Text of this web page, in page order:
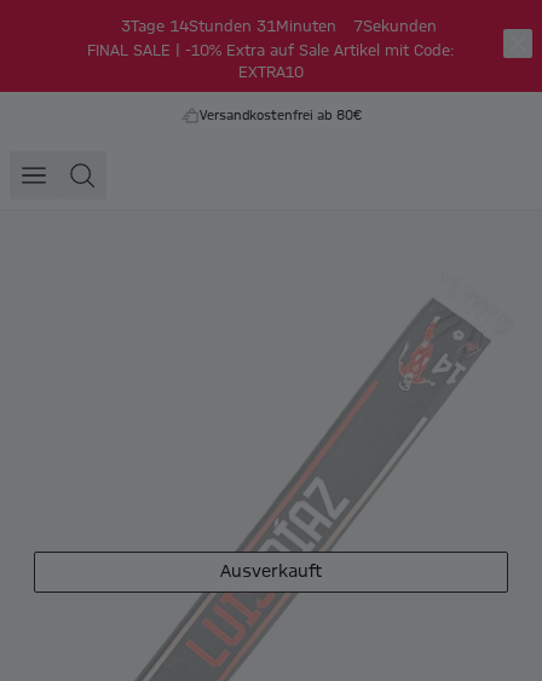
3Tage 14Stunden 31Minuten 7Sekunden
FINAL SALE | -10% Extra auf Sale Artikel mit Code:
EXTRA10
Versandkostenfrei ab 80€
Ausverkauft